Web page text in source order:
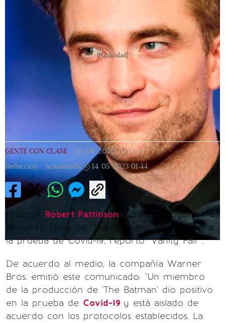
[Publicidad]
GENTE CON CLASE 03/09/2020 | 13:31 |
Redacción |
Actualizada 14/05/2023 01:44
El actor Robert Pattinson , quien protagonizará
el nuevo filme de "The Batman", dio positivo a
la prueba de Covid-19, reportó "Vanity Fair".
De acuerdo al medio, la compañía Warner
Bros. emitió este comunicado: "Un miembro
de la producción de 'The Batman' dio positivo
en la prueba de Covid-19 y está aislado de
acuerdo con los protocolos establecidos. La